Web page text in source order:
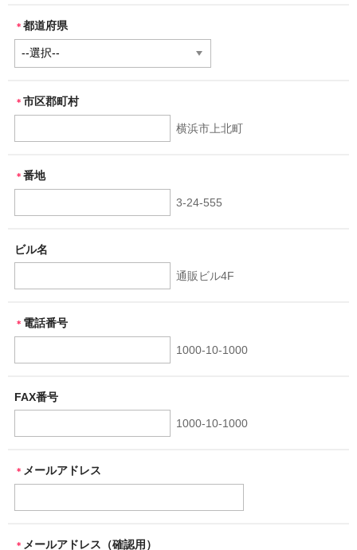
＊ 都道府県
＊ 市区郡町村
横浜市上北町
＊ 番地
3-24-555
ビル名
通販ビル4F
＊ 電話番号
1000-10-1000
FAX番号
1000-10-1000
＊ メールアドレス
＊ メールアドレス（確認用）